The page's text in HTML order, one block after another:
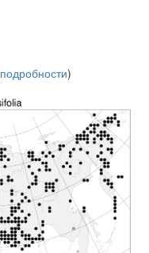
подробности)